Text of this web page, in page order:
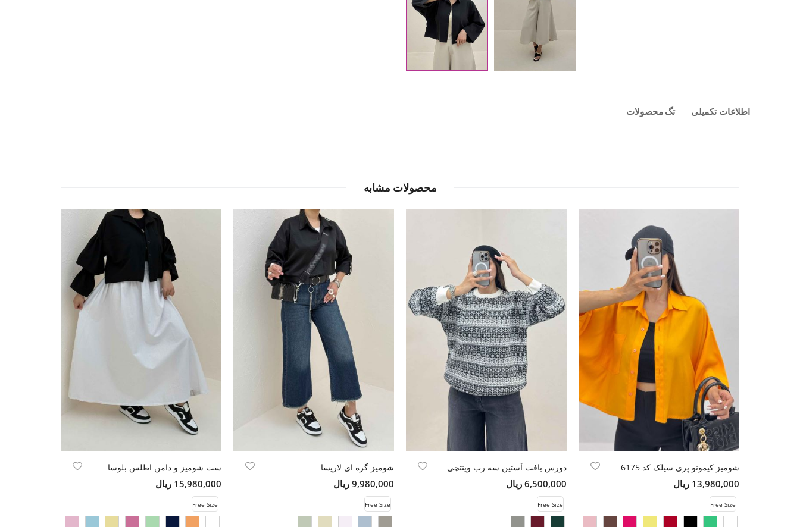
اطلاعات تکمیلی تگ محصولات
محصولات مشابه
شومیز کیمونو پری سیلک کد 6175
13,980,000 ریال
Free Size
دورس بافت آستین سه رب وینتچی
6,500,000 ریال
Free Size
شومیز گره ای لاریسا
9,980,000 ریال
Free Size
ست شومیز و دامن اطلس بلوسا
15,980,000 ریال
Free Size